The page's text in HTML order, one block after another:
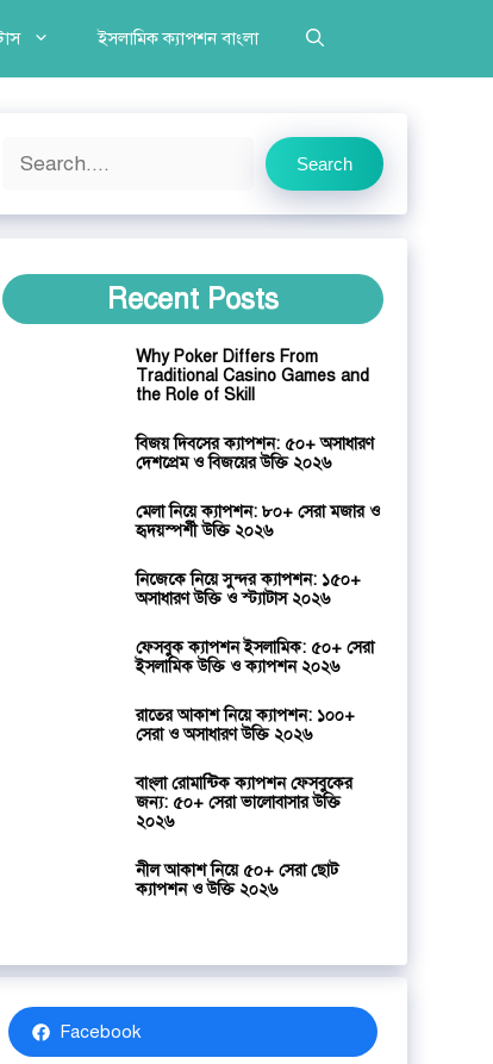
ইসলামিক ক্যাপশন বাংলা
Search Search
Recent Posts
Why Poker Differs From
Traditional Casino Games and
the Role of Skill
বিজয় দিবসের ক্যাপশন: ৫০+ অসাধারণ
দেশপ্রেম ও বিজয়ের উক্তি ২০২৬
মেলা নিয়ে ক্যাপশন: ৮০+ সেরা মজার ও
হৃদয়স্পর্শী উক্তি ২০২৬
নিজেকে নিয়ে সুন্দর ক্যাপশন: ১৫০+
অসাধারণ উক্তি ও স্ট্যাটাস ২০২৬
ফেসবুক ক্যাপশন ইসলামিক: ৫০+ সেরা
ইসলামিক উক্তি ও ক্যাপশন ২০২৬
রাতের আকাশ নিয়ে ক্যাপশন: ১০০+
সেরা ও অসাধারণ উক্তি ২০২৬
বাংলা রোমান্টিক ক্যাপশন ফেসবুকের
জন্য: ৫০+ সেরা ভালোবাসার উক্তি
২০২৬
নীল আকাশ নিয়ে ৫০+ সেরা ছোট
ক্যাপশন ও উক্তি ২০২৬
Facebook